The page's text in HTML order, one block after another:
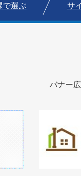
で選ぶ サ
バナー
の